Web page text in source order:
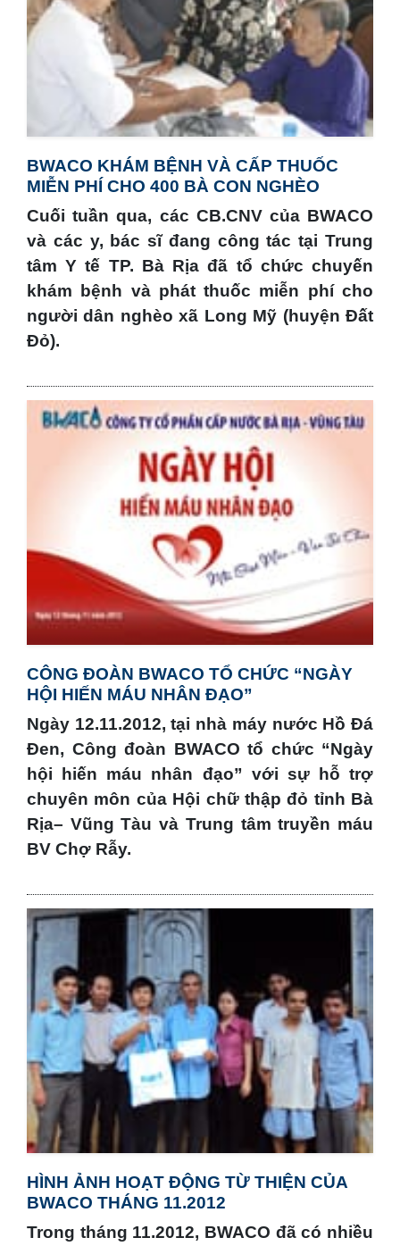
BWACO KHÁM BỆNH VÀ CẤP THUỐC
MIỄN PHÍ CHO 400 BÀ CON NGHÈO
Cuối tuần qua, các CB.CNV của BWACO
và các y, bác sĩ đang công tác tại Trung
tâm Y tế TP. Bà Rịa đã tổ chức chuyến
khám bệnh và phát thuốc miễn phí cho
người dân nghèo xã Long Mỹ (huyện Đất
Đỏ).
CÔNG ĐOÀN BWACO TỔ CHỨC “NGÀY
HỘI HIẾN MÁU NHÂN ĐẠO”
Ngày 12.11.2012, tại nhà máy nước Hồ Đá
Đen, Công đoàn BWACO tổ chức “Ngày
hội hiến máu nhân đạo” với sự hỗ trợ
chuyên môn của Hội chữ thập đỏ tỉnh Bà
Rịa– Vũng Tàu và Trung tâm truyền máu
BV Chợ Rẫy.
HÌNH ẢNH HOẠT ĐỘNG TỪ THIỆN CỦA
BWACO THÁNG 11.2012
Trong tháng 11.2012, BWACO đã có nhiều